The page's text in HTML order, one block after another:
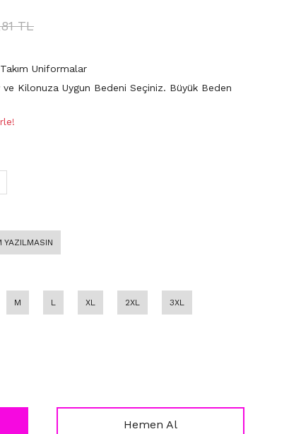
TL
Uniformalar
ve Kilonuza Uygun Bedeni Seçiniz. Büyük Beden
YAZILMASIN
M L XL 2XL 3XL
Hemen Al